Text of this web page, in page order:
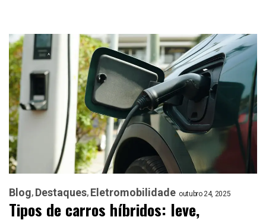
Blog Destaques Eletromobilidade outubro 24, 2025
Tipos de carros híbridos: leve,